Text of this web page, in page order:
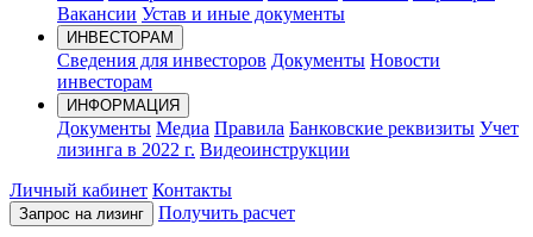
Вакансии Устав и иные документы
ИНВЕСТОРАМ
Сведения для инвесторов Документы Новости
инвесторам
ИНФОРМАЦИЯ
Документы Медиа Правила Банковские реквизиты Учет
лизинга в 2022 г. Видеоинструкции
Личный кабинет Контакты
Запрос на лизинг Получить расчет